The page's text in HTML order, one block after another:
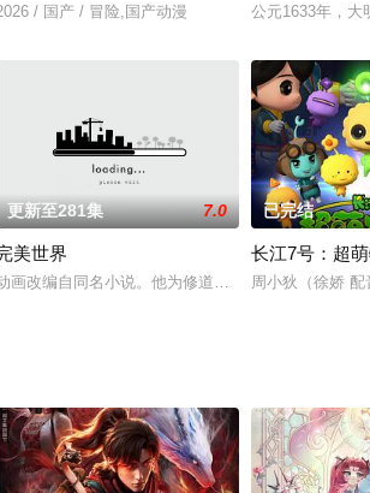
衣被幽狱中自困二十年的魔君苏戬带走。轩唯城
的星球——维尔哈伦。在至高天神的庇护下，这里
/ 国产 / 冒险,国产动漫 公元1633年，大
再现唐末乱世风云！王者弈天下，大唐生死局！乾
更新至281集 7.0
美世界
画改编自同名小说。他为修道而生，为应劫而至，
已完结
长江7号：超
周小狄（徐娇